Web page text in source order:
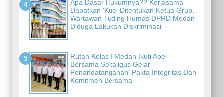
Apa Dasar Hukumnya?? Kerjasama
Dapatkan 'Kue' Ditentukan Ketua Grup,
Wartawan Tuding Humas DPRD Medan
Diduga Lakukan Diskriminasi
Rutan Kelas I Medan Ikuti Apel
Bersama Sekaligus Gelar
Penandatanganan 'Pakta Integritas Dan
Komitmen Bersama'